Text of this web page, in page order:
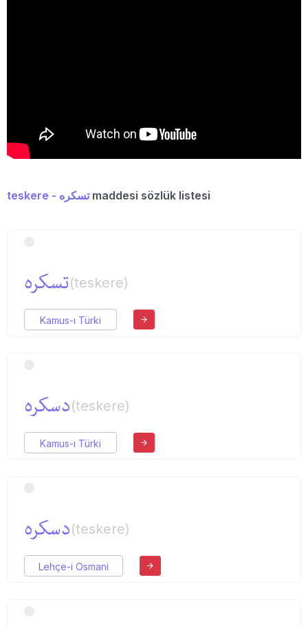
teskere - تسكرهmaddesi sözlük listesi
تسكره(teskere)
Kamus-ı Türki
دسكره(teskere)
Kamus-ı Türki
دسكره(teskere)
Lehçe-i Osmani